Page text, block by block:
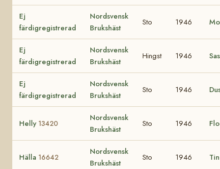
Ej
färdigregistrerad
Nordsvensk
Brukshäst
Sto 1946
Ej
färdigregistrerad
Nordsvensk
Brukshäst
Hingst 1946
Ej
färdigregistrerad
Nordsvensk
Brukshäst
Sto 1946
Helly 13420
Nordsvensk
Brukshäst
Sto 1946
Hälla 16642
Nordsvensk
Brukshäst
Sto 1946